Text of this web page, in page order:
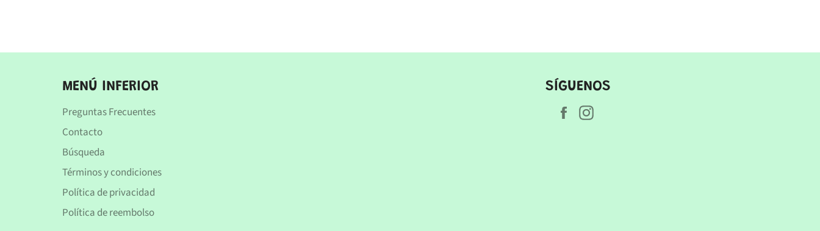
MENÚ INFERIOR
Preguntas Frecuentes
Contacto
Búsqueda
Términos y condiciones
Política de privacidad
Política de reembolso
SÍGUENOS
Facebook